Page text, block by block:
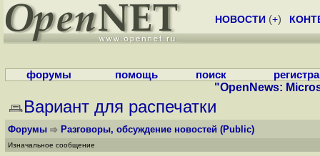
НОВОСТИ (+)
форумы помощь поиск
"OpenNews:
Вариант для распечатки
Форумы Разговоры, обсуждение новостей (Public)
Изначальное сообщение